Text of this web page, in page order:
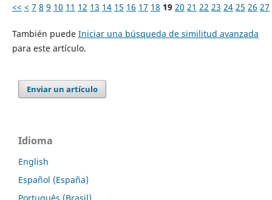
<< < 7 8 9 10 11 12 13 14 15 16 17 18 19 20 21 22 23 24 25 26 27
También puede Iniciar una búsqueda de similitud avanzada
para este artículo.
Enviar un artículo
Idioma
English
Español (España)
Português (Brasil)